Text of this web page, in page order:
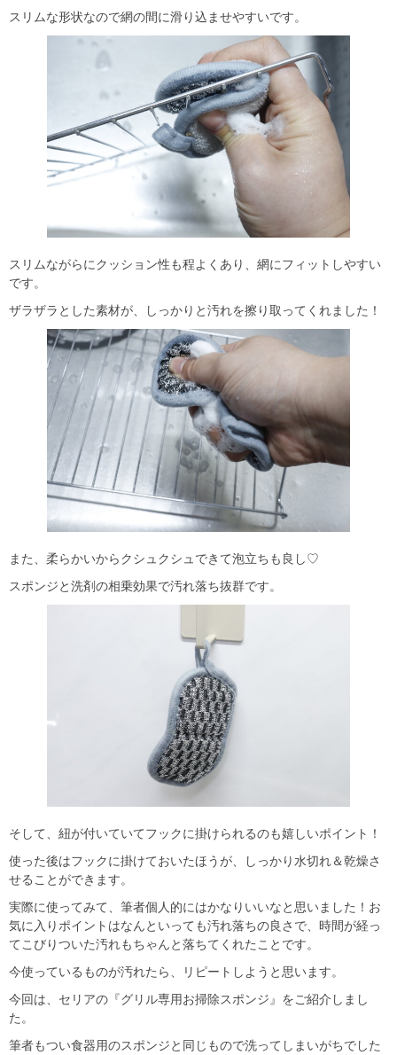
スリムな形状なので網の間に滑り込ませやすいです。
スリムながらにクッション性も程よくあり、網にフィットしやすい
です。
ザラザラとした素材が、しっかりと汚れを擦り取ってくれました！
また、柔らかいからクシュクシュできて泡立ちも良し♡
スポンジと洗剤の相乗効果で汚れ落ち抜群です。
そして、紐が付いていてフックに掛けられるのも嬉しいポイント！
使った後はフックに掛けておいたほうが、しっかり水切れ＆乾燥さ
せることができます。
実際に使ってみて、筆者個人的にはかなりいいなと思いました！お
気に入りポイントはなんといっても汚れ落ちの良さで、時間が経っ
てこびりついた汚れもちゃんと落ちてくれたことです。
今使っているものが汚れたら、リピートしようと思います。
今回は、セリアの『グリル専用お掃除スポンジ』をご紹介しまし
た。
筆者もつい食器用のスポンジと同じもので洗ってしまいがちでした